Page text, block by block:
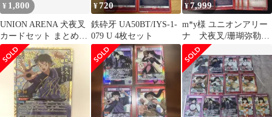
¥ 1,800
UNION ARENA 犬夜叉
カードセット まとめ売
り
¥720
鉄砕牙 UA50BT/IYS-1-
079 U 4枚セット
¥7,999
m*y様 ユニオンアリー
ナ 犬夜叉/珊瑚弥勒デ
ッキパーツ